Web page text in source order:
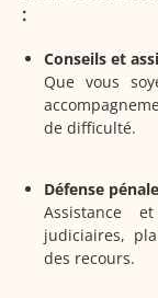
:
Conseils et
Que vous
de difficulté.
Défense
Assistance
judiciaires,
des recours.